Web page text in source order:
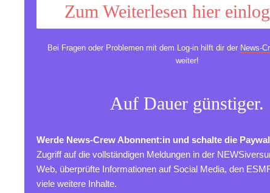
Zum Weiterlesen hier
Bei Fragen oder Problemen mit dem Log-in hilft dir der News-
weiter!
Auf Dauer günstiger.
Werde News-Crew Abonnent:in und schalte die
Zugriff auf die vollständigen Meldungen in der
Web, überprüfte Informationen auf Social Media, den
viele weitere Inhalte.